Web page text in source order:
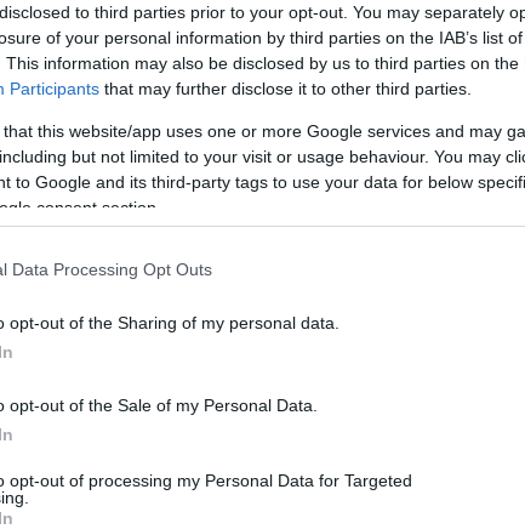
to third parties prior to your opt-out. You may separately
of your personal information by third parties on the IAB’s list
This information may also be disclosed by us to third parties on the
Participants that may further disclose it to other third parties.
that this website/app uses one or more Google services and may
but not limited to your visit or usage behaviour. You may
to Google and its third-party tags to use your data for below
consent section.
Data Processing Opt Outs
opt-out of the Sharing of my personal data.
opt-out of the Sale of my Personal Data.
opt-out of processing my Personal Data for Targeted
Tetszik 0
Putyin